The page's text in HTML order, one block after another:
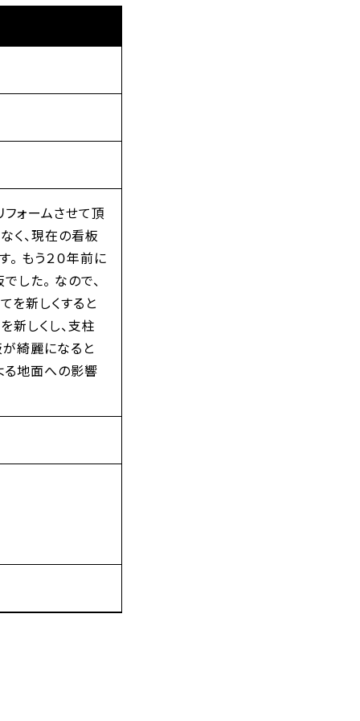
ォームさせて頂
く、現在の看板
もう２０年前に
した。 なので、
を新しくすると
新しくし、支柱
綺麗になると
る地面への影響